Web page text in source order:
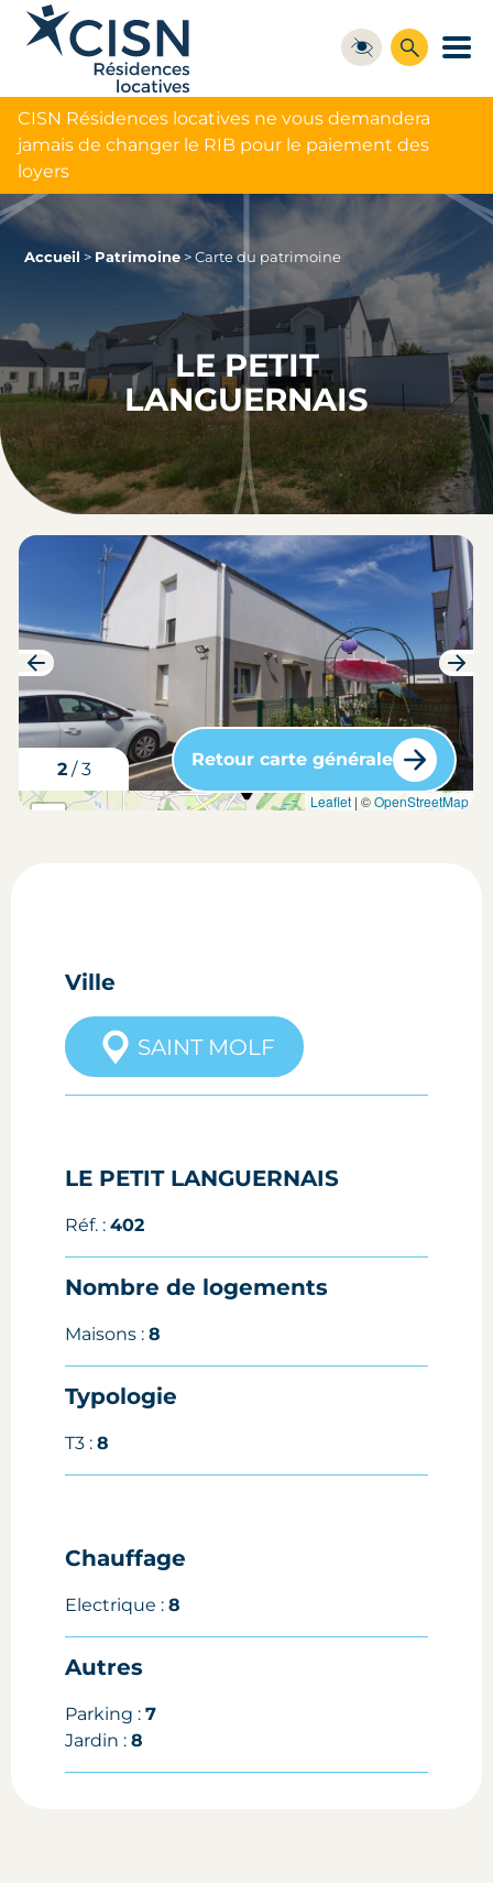
CISN Résidences locatives ne vous demandera
jamais de changer le RIB pour le paiement des
loyers
Accueil > Patrimoine >Carte du patrimoine
LE PETIT
LANGUERNAIS
3/3
carte situation du bien Leaflet| ©OpenStreetMap
Retour carte générale
Ville
SAINT MOLF
LE PETIT LANGUERNAIS
Réf. :402
Nombre de logements
Maisons :8
Typologie
T3 :8
Chauffage
Electrique :8
Autres
Parking :7
Jardin :8